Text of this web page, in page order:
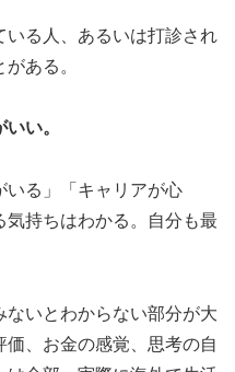
る人、あるいは打診され
ある。
い。
いる」「キャリアが心
持ちはわかる。自分も最
いとわからない部分が大
、お金の感覚、思考の自